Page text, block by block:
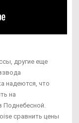
другие еще
надеются, что
на
Поднебесной.
сравнить цены